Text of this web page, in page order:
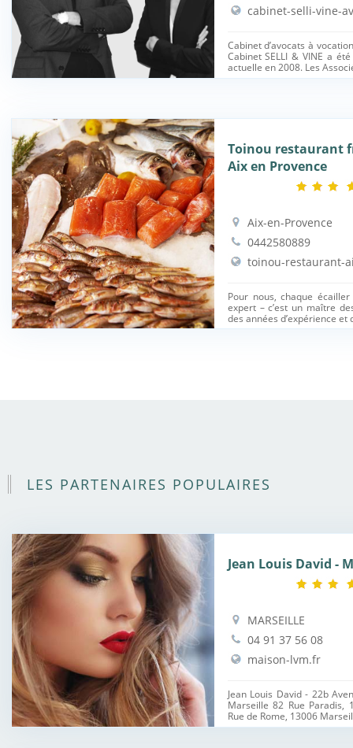
cabinet-selli-vine-
Cabinet d’avocats à
Cabinet SELLI & VINE a
actuelle en 2008. Les
Toinou restaurant
Aix en Provence
Aix-en-Provence
0442580889
toinou-restaurant-
Pour nous, chaque
expert – c’est un maître
des années d’expérience et
LES PARTENAIRES POPULAIRES
Jean Louis David -
MARSEILLE
04 91 37 56 08
maison-lvm.fr
Jean Louis David - 22b
Marseille 82 Rue Paradis,
Rue de Rome, 13006